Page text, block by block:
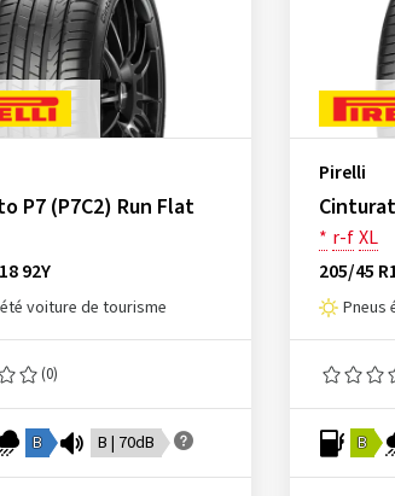
P7 (P7C2) Run Flat
92Y
voiture de tourisme
(0)
B B | 70dB
Pirelli
* r-fXL
205/45
Pneus
B